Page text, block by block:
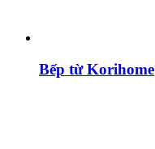
Bếp từ Korihome